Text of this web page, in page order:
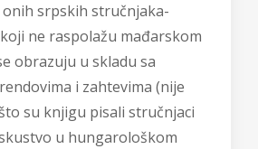
srpskih stručnjaka-
ne raspolažu mađarskom
obrazuju u skladu sa
i zahtevima (nije
su knjigu pisali stručnjaci
u hungarološkom